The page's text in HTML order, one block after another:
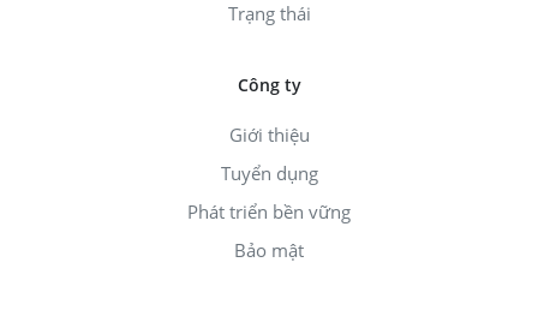
Trạng thái
Công ty
Giới thiệu
Tuyển dụng
Phát triển bền vững
Bảo mật